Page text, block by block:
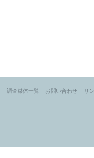
調査媒体一覧 お問い合わせ リ